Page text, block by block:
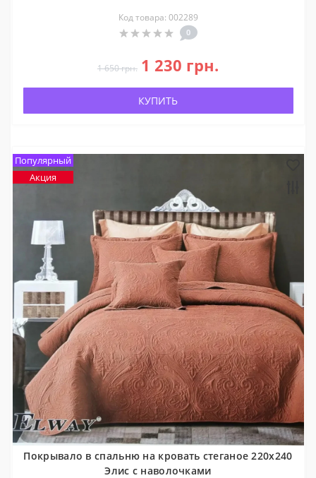
Код товара: 002289
0
1 650 грн. 1 230 грн.
КУПИТЬ
Популярный
Акция
Покрывало в спальню на кровать стеганое 220x240
Элис с наволочками